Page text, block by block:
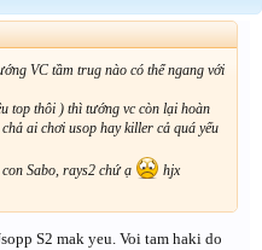
VC tầm trug nào có thể ngang với
top thôi ) thì tướng vc còn lại hoàn
ai chơi usop hay killer cả quá yếu
Sabo, rays2 chứ ạ
hjx
S2 mak yeu. Voi tam haki do